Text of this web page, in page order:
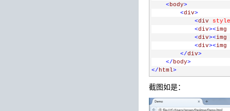
< body>
<div>
<div
style
<div><img
<div><img
<div><img
</div>
</ body>
</ html>
截图如是：